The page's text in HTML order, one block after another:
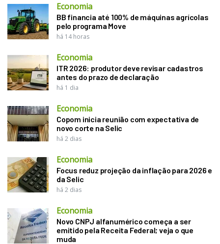
Economia
BB financia até 100% de máquinas agrícolas
pelo programa Move
há 14 horas
Economia
ITR 2026: produtor deve revisar cadastros
antes do prazo de declaração
há 1 dia
Economia
Copom inicia reunião com expectativa de
novo corte na Selic
há 2 dias
Economia
Focus reduz projeção da inflação para 2026 e
da Selic
há 2 dias
Economia
Novo CNPJ alfanumérico começa a ser
emitido pela Receita Federal; veja o que
muda